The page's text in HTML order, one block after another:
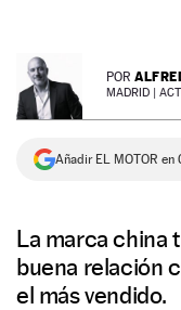
PREMIOS
SERVICIOS
POR
MADRID |
Añadir EL MOTOR en
La marca china
buena relación
el más vendido.